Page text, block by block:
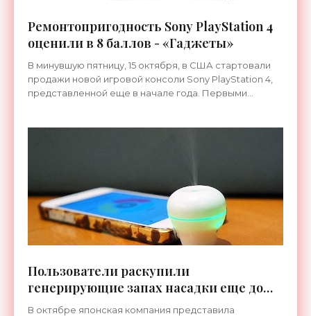
Ремонтопригодность Sony PlayStation 4
оценили в 8 баллов - «Гаджеты»
В минувшую пятницу, 15 октября, в США стартовали
продажи новой игровой консоли Sony PlayStation 4,
представленной еще в начале года. Первыми
Пользователи раскупили
генерирующие запах насадки еще до
начала продаж - «Гаджеты»
В октябре японская компания представила